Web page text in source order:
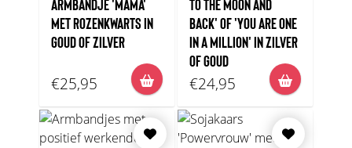
ARMBANDJE 'MAMA'
MET ROZENKWARTS IN
GOUD OF ZILVER
€25,95
TO THE MOON AND
BACK' OF 'YOU ARE ONE
IN A MILLION' IN ZILVER
OF GOUD
€24,95